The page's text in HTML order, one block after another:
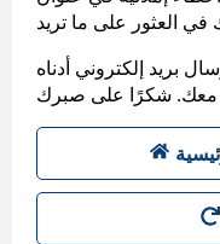
بريد إلكتروني أدناه